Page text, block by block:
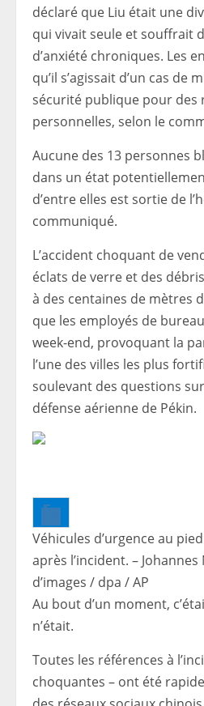
déclaré que Liu était une
qui vivait seule et souffrait
d’anxiété chroniques. Les
qu’il s’agissait d’un cas de
sécurité publique pour des
personnelles, selon le
Aucune des 13 personnes
dans un état
d’entre elles est sortie de
communiqué.
L’accident choquant de
éclats de verre et des
à des centaines de mètres
que les employés de
week-end, provoquant la
l’une des villes les plus
soulevant des questions
défense aérienne de Pékin.
Véhicules d’urgence au
après l’incident. –
d’images / dpa / AP
Au bout d’un moment,
n’était.
Toutes les références à
choquantes – ont été